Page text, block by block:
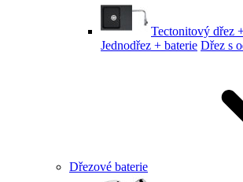
Tectonitový dřez
Jednodřez + baterie Dřez s
Dřezové baterie